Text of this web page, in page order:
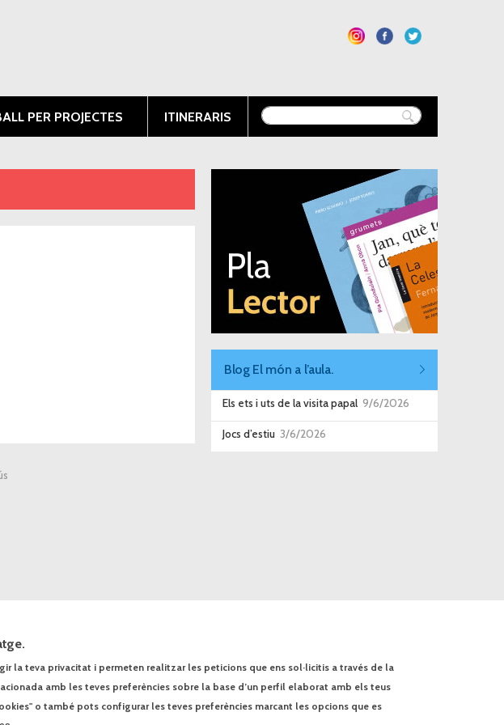
PER PROJECTES ITINERARIS
Blog El món a l’aula.
Els ets i uts de la visita papal 9/6/2026
Jocs d’estiu 3/6/2026
la teva privacitat i permeten realitzar les peticions que ens sol·licitis a través de la
amb les teves preferències sobre la base d’un perfil elaborat amb els teus
o també pots configurar les teves preferències marcant les opcions que es